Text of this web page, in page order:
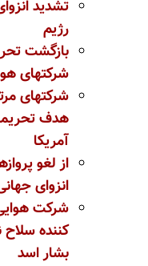
تشدید
رژیم
بازگشت
شرکتهای
شرکتهای
هدف
آمریکا
از لغو
انزوای
شرکت
کننده سلاح
بشار اسد